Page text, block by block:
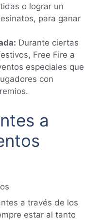
o lograr un
para ganar
Durante ciertas
Free Fire a
especiales que
con
a
a través de los
estar al tanto